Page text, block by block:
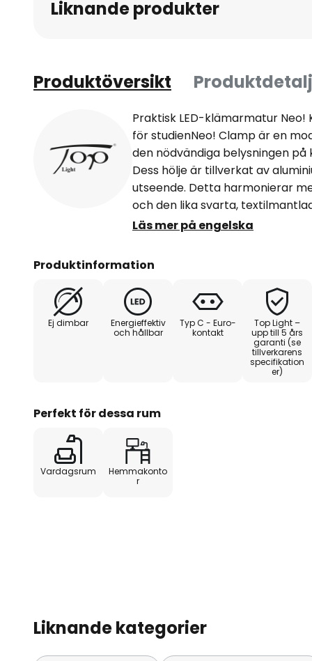
Liknande produkter
Produktöversikt
Praktisk LED-klämarmatur
för studienNeo! Clamp är en
den nödvändiga belysningen
Dess hölje är tillverkat av
utseende. Detta harmonierar
och den lika svarta,
dras in eller ut och kan därmed
tydlig förändring av ljuskäglan
anpassas till personliga behov.-
50 mm- Extremt okänslig yta
Tyskland
Läs mer på engelska
Produktinformation
Ej dimbar
Energieffektiv
och hållbar
Typ C - Euro-
kontakt
Top Light –
upp till 5 års
garanti (se
tillverkarens
specifikation
er)
Perfekt för dessa rum
Vardagsrum
Hemmakonto
r
Liknande kategorier